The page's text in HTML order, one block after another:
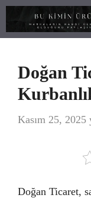
İçeriğe
Doğan
Kasım 25, 2025
Doğan Ticaret,